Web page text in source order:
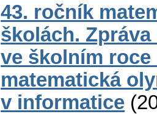
43. ročník
školách.
ve školním roce
matematická
v informatice (